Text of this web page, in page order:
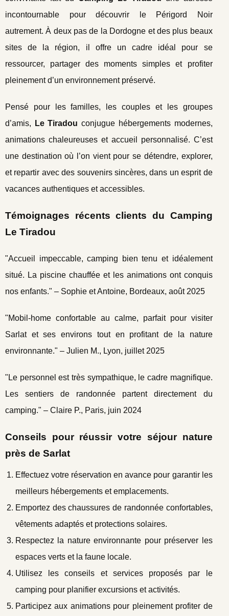
incontournable pour découvrir le Périgord Noir
autrement. À deux pas de la Dordogne et des plus beaux
sites de la région, il offre un cadre idéal pour se
ressourcer, partager des moments simples et profiter
pleinement d’un environnement préservé.
Pensé pour les familles, les couples et les groupes
d’amis,
Le Tiradou conjugue hébergements modernes,
animations chaleureuses et accueil personnalisé. C’est
une destination où l’on vient pour se détendre, explorer,
et repartir avec des souvenirs sincères, dans un esprit de
vacances authentiques et accessibles.
Témoignages récents clients du Camping
Le Tiradou
"Accueil impeccable, camping bien tenu et idéalement
situé. La piscine chauffée et les animations ont conquis
nos enfants." – Sophie et Antoine, Bordeaux, août 2025
"Mobil-home confortable au calme, parfait pour visiter
Sarlat et ses environs tout en profitant de la nature
environnante." – Julien M., Lyon, juillet 2025
"Le personnel est très sympathique, le cadre magnifique.
Les sentiers de randonnée partent directement du
camping." – Claire P., Paris, juin 2024
Conseils pour réussir votre séjour nature
près de Sarlat
Effectuez votre réservation en avance pour garantir les
meilleurs hébergements et emplacements.
Emportez des chaussures de randonnée confortables,
vêtements adaptés et protections solaires.
Respectez la nature environnante pour préserver les
espaces verts et la faune locale.
Utilisez les conseils et services proposés par le
camping pour planifier excursions et activités.
Participez aux animations pour pleinement profiter de